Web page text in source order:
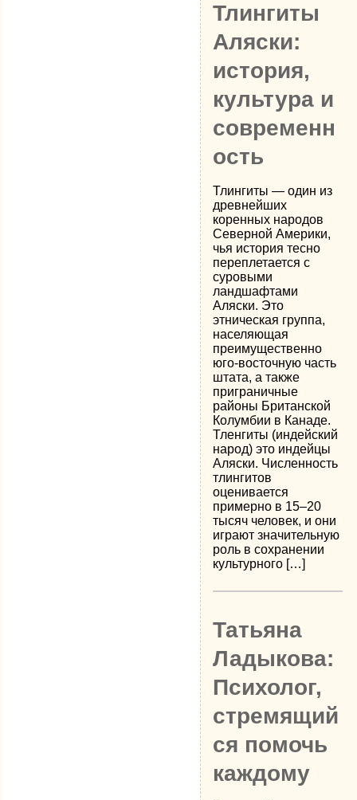
Тлингиты
Аляски:
история,
культура и
современн
ость
Тлингиты — один из
древнейших
коренных народов
Северной Америки,
чья история тесно
переплетается с
суровыми
ландшафтами
Аляски. Это
этническая группа,
населяющая
преимущественно
юго-восточную часть
штата, а также
приграничные
районы Британской
Колумбии в Канаде.
Тленгиты (индейский
народ) это индейцы
Аляски. Численность
тлингитов
оценивается
примерно в 15–20
тысяч человек, и они
играют значительную
роль в сохранении
культурного […]
Татьяна
Ладыкова:
Психолог,
стремящий
ся помочь
каждому